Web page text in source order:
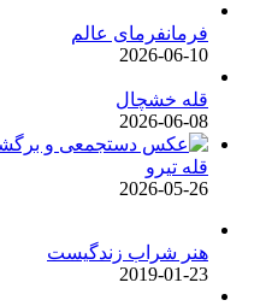
فرمانفرمای عالم
2026-06-10
قله خشچال
2026-06-08
قله تیرو
2026-05-26
هنر شراب زندگیست
2019-01-23